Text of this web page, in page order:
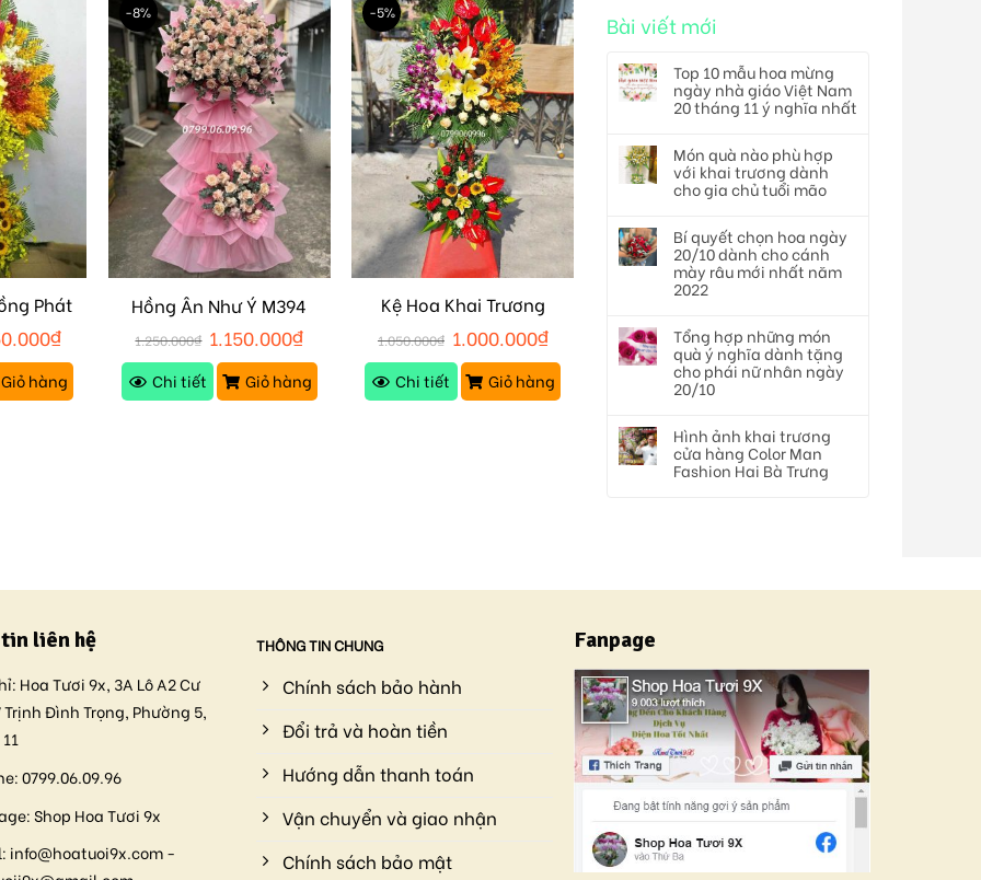
Bài viết mới
Top 10 mẫu hoa mừng
ngày nhà giáo Việt Nam
20 tháng 11 ý nghĩa nhất
Món quà nào phù hợp
với khai trương dành
cho gia chủ tuổi mão
Bí quyết chọn hoa ngày
20/10 dành cho cánh
mày râu mới nhất năm
2022
Tổng hợp những món
quà ý nghĩa dành tặng
cho phái nữ nhân ngày
20/10
Hình ảnh khai trương
cửa hàng Color Man
Fashion Hai Bà Trưng
Phát
₫
Giỏ hàng
-8%
Hồng Ân Như Ý M394
1.250.000₫ 1.150.000₫
Chi tiết Giỏ hàng
-5%
Kệ Hoa Khai Trương
1.050.000₫ 1.000.000₫
Chi tiết Giỏ hàng
liên hệ
Hoa Tươi 9x, 3A Lô A2 Cư
Trịnh Đình Trọng, Phường 5,
0799.06.09.96
Shop Hoa Tươi 9x
info@hoatuoi9x.com -
THÔNG TIN CHUNG
Chính sách bảo hành
Đổi trả và hoàn tiền
Hướng dẫn thanh toán
Vận chuyển và giao nhận
Chính sách bảo mật
Fanpage